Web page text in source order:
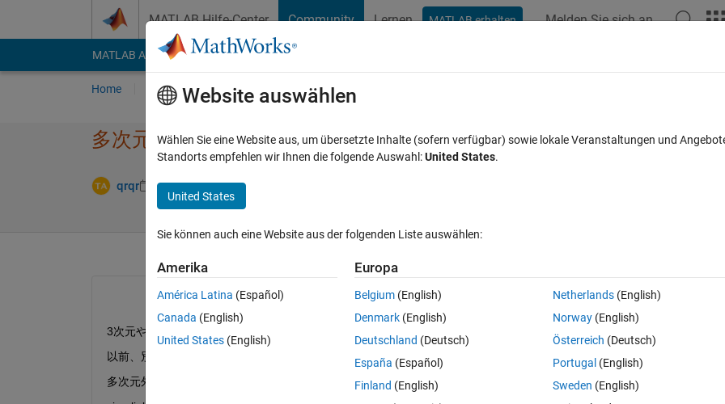
MATLAB Hilfe-Center Community Lernen MATLAB erhalten Melden Sie sich an
MATLAB Answers File Exchange Cody
Home Fragen Antworten Durchsuchen
多次元の外挿について
qrqr 8 Okt. 2019 1 Antwort
0 Stimmen
3次元や4次元の外挿は無いのでしょうか？
以前、別の質問で1次元しか外挿ができないと回答があったのですが、
多次元外挿はMATLABには機能が無いのでしょうか?
Website auswählen
Wählen Sie eine Website aus, um übersetzte Inhalte (sofern verfügbar) sowie lokale Veranstaltungen und
Standorts empfehlen wir Ihnen die folgende Auswahl:United States.
United States
Sie können auch eine Website aus der folgenden Liste auswählen:
Amerika
América Latina (Español)
Canada (English)
United States (English)
Europa
Belgium (English)
Denmark (English)
Deutschland (Deutsch)
España (Español)
Finland (English)
Netherlands(English)
Norway(English)
Österreich (Deutsch)
Portugal (English)
Sweden (English)